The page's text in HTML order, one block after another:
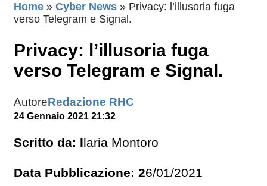
Home » Cyber News » Privacy: l’illusoria fuga
verso Telegram e Signal.
Privacy: l’illusoria fuga
verso Telegram e Signal.
AutoreRedazione RHC
24 Gennaio 2021 21:32
Scritto da: Ilaria Montoro
Data Pubblicazione: 26/01/2021